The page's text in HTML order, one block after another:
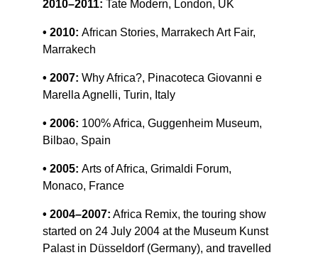
2010–2011: Tate Modern, London, UK
• 2010: African Stories, Marrakech Art Fair,
Marrakech
• 2007: Why Africa?, Pinacoteca Giovanni e
Marella Agnelli, Turin, Italy
• 2006: 100% Africa, Guggenheim Museum,
Bilbao, Spain
• 2005: Arts of Africa, Grimaldi Forum,
Monaco, France
• 2004–2007: Africa Remix, the touring show
started on 24 July 2004 at the Museum Kunst
Palast in Düsseldorf (Germany), and travelled